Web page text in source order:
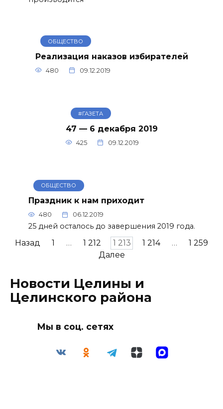
ОБЩЕСТВО
Реализация наказов избирателей
480 09.12.2019
#ГАЗЕТА
47 — 6 декабря 2019
425 09.12.2019
ОБЩЕСТВО
Праздник к нам приходит
480 06.12.2019
25 дней осталось до завершения 2019 года.
Пагинация
Назад 1 … 1 212 1 213 1 214 …
1 259
Далее
Новости Целины и
Целинского района
Мы в соц. сетях